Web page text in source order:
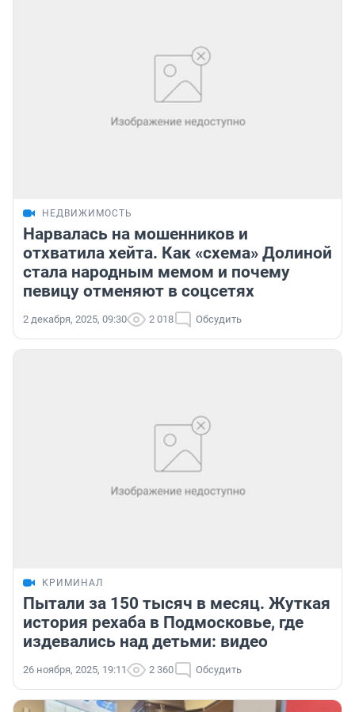
НЕДВИЖИМОСТЬ
Нарвалась на мошенников и
отхватила хейта. Как «схема» Долиной
стала народным мемом и почему
певицу отменяют в соцсетях
2 декабря, 2025, 09:30 2 018 Обсудить
КРИМИНАЛ
Пытали за 150 тысяч в месяц. Жуткая
история рехаба в Подмосковье, где
издевались над детьми: видео
26 ноября, 2025, 19:11 2 360 Обсудить